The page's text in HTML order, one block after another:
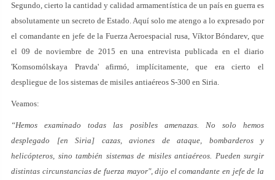
Segundo, cierto la cantidad y calidad armamentística de un país en guerra es
absolutamente un secreto de Estado. Aquí solo me atengo a lo expresado por
el comandante en jefe de la Fuerza Aeroespacial rusa, Víktor Bóndarev, que
el 09 de noviembre de 2015 en una entrevista publicada en el diario
'Komsomólskaya Pravda' afirmó, implícitamente, que era cierto el
despliegue de los sistemas de misiles antiaéreos S-300 en Siria.
Veamos:
“Hemos examinado todas las posibles amenazas. No solo hemos
desplegado [en Siria] cazas, aviones de ataque, bombarderos y
helicópteros, sino también sistemas de misiles antiaéreos. Pueden surgir
distintas circunstancias de fuerza mayor", dijo el comandante en jefe de la